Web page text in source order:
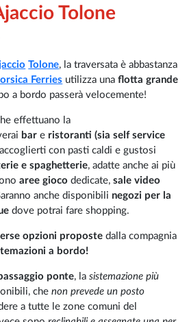
Tolone
Tolone, la traversata è abbastanza
Ferries utilizza unaflotta grande
a bordo passerà velocemente!
effettuano la
bar e ristoranti (sia self service
con pasti caldi e gustosi
e spaghetterie, adatte anche ai più
aree gioco dedicate,sale video
anche disponibili negozi per la
dove potrai fare shopping.
opzioni proposte dalla compagnia
a bordo!
ponte, lasistemazione più
chenon prevede un posto
a tutte le zone comuni del